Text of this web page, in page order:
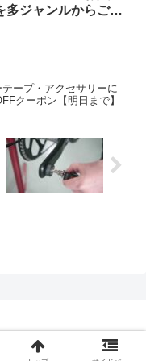
多ジャンルからご紹
ープ・アクセサリーに
クーポン【明日まで】
Rights Reserved.